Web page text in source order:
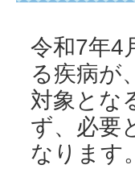
令和7年4
る疾病が
対象とな
ず、必要
なります。